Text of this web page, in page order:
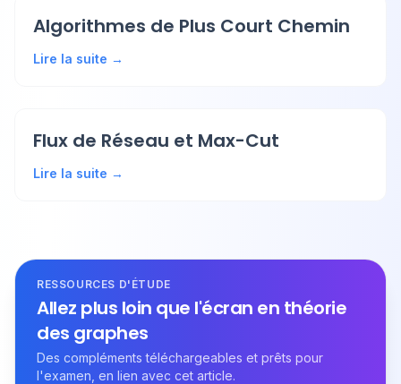
Algorithmes de Plus Court Chemin
Lire la suite →
Flux de Réseau et Max-Cut
Lire la suite →
RESSOURCES D'ÉTUDE
Allez plus loin que l'écran en théorie
des graphes
Des compléments téléchargeables et prêts pour
l'examen, en lien avec cet article.